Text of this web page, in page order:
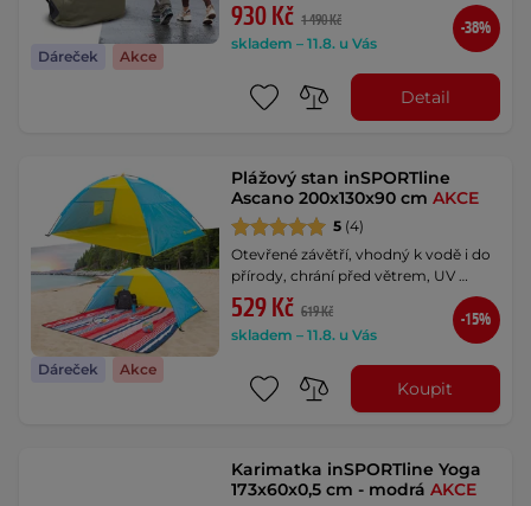
Dáreček Akce
930 Kč 1 490 Kč
skladem – 11.8. u Vás
-38%
Detail
Dáreček Akce
Plážový stan inSPORTline
Ascano 200x130x90 cmAKCE
5 (4)
Otevřené závětří, vhodný k vodě i do
přírody, chrání před větrem, UV …
529 Kč 619 Kč
skladem – 11.8. u Vás
-15%
Koupit
Karimatka inSPORTline Yoga
173x60x0,5 cm - modráAKCE